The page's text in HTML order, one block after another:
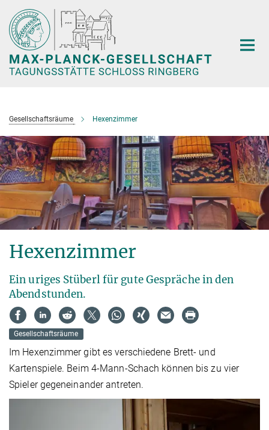
Hauptinhalt
Gesellschaftsräume Hexenzimmer
Hexenzimmer
Ein uriges Stüberl für gute Gespräche in den
Abendstunden.
Gesellschaftsräume
Im Hexenzimmer gibt es verschiedene Brett- und
Kartenspiele. Beim 4-Mann-Schach können bis zu vier
Spieler gegeneinander antreten.